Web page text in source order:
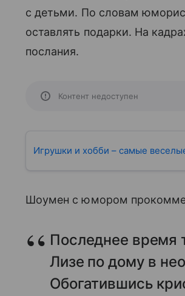
с детьми. По словам
оставлять подарки. На
послания.
Контент недоступен
Игрушки и хобби – самые
Шоумен с юмором
Последнее время
Лизе по дому в
Обогатившись